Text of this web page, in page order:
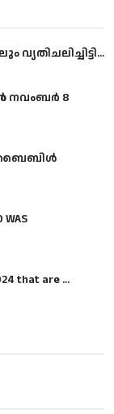
നവംബർ 8
ബൈബിൾ
WAS
that are ...